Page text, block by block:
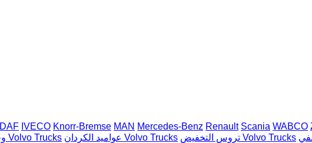
DAF IVECO Knorr-Bremse MAN Mercedes-Benz Renault Scania WABCO
وحدات التخفيض Volvo Trucks عواميد الكردان Volvo Trucks تروس التخفيض Volvo Trucks